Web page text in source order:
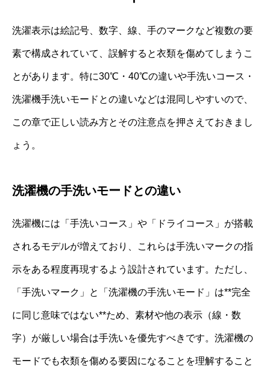
洗濯表示は絵記号、数字、線、手のマークなど複数の要
素で構成されていて、誤解すると衣類を傷めてしまうこ
とがあります。特に30℃・40℃の違いや手洗いコース・
洗濯機手洗いモードとの違いなどは混同しやすいので、
この章で正しい読み方とその注意点を押さえておきまし
ょう。
洗濯機の手洗いモードとの違い
洗濯機には「手洗いコース」や「ドライコース」が搭載
されるモデルが増えており、これらは手洗いマークの指
示をある程度再現するよう設計されています。ただし、
「手洗いマーク」と「洗濯機の手洗いモード」は**完全
に同じ意味ではない**ため、素材や他の表示（線・数
字）が厳しい場合は手洗いを優先すべきです。洗濯機の
モードでも衣類を傷める要因になることを理解すること